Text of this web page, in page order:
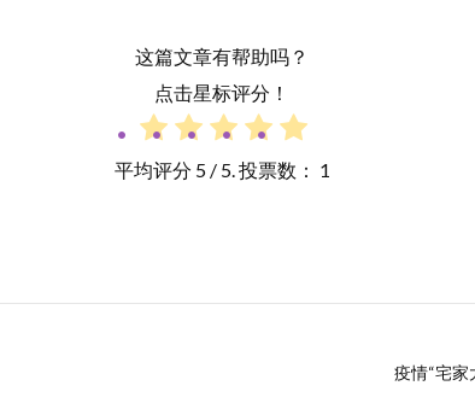
这篇文章有帮助吗？
点击星标评分！
平均评分 5/ 5. 投票数： 1
疫情“宅家